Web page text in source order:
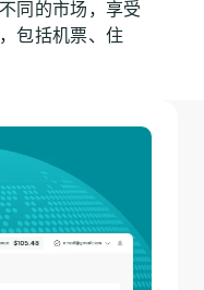
同的市场，享受
包括机票、住